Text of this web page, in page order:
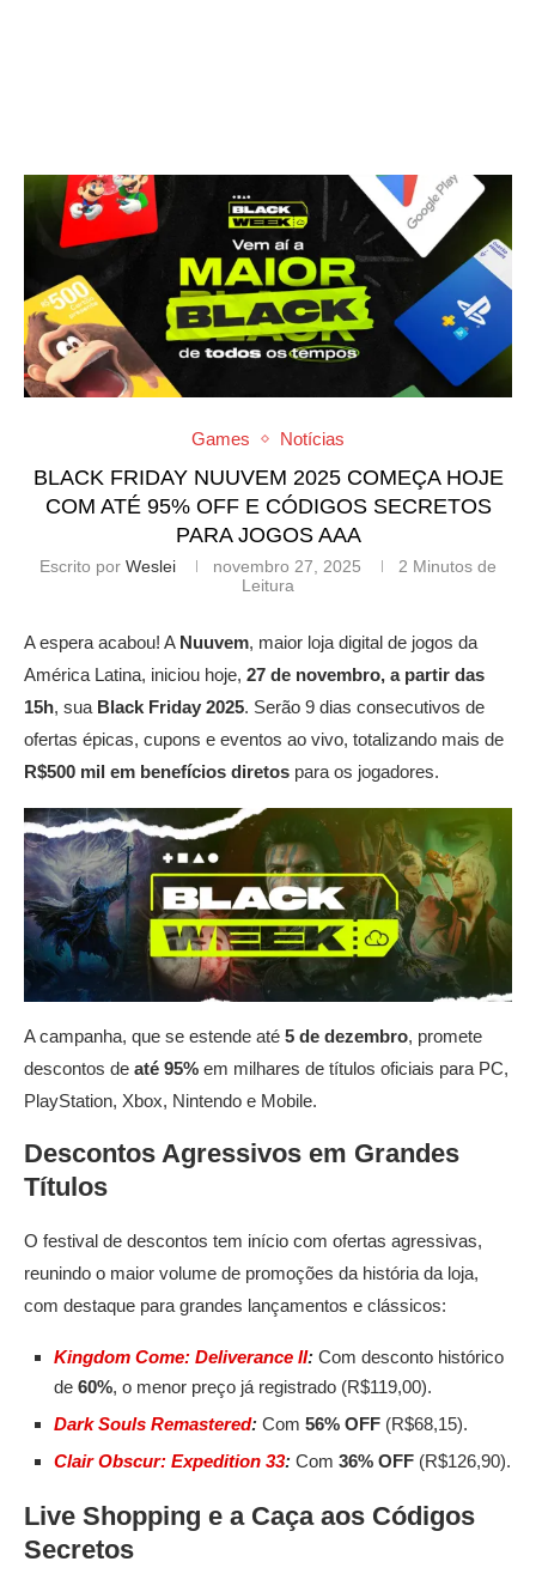
Games Notícias
BLACK FRIDAY NUUVEM 2025 COMEÇA HOJE
COM ATÉ 95% OFF E CÓDIGOS SECRETOS
PARA JOGOS AAA
Escrito por Weslei novembro 27, 2025
2 Minutos de
Leitura
A espera acabou! A Nuuvem, maior loja digital de jogos da
América Latina, iniciou hoje, 27 de novembro, a partir das
15h, sua Black Friday 2025. Serão 9 dias consecutivos de
ofertas épicas, cupons e eventos ao vivo, totalizando mais de
R$500 mil em benefícios diretos para os jogadores.
A campanha, que se estende até 5 de dezembro, promete
descontos de até 95% em milhares de títulos oficiais para PC,
PlayStation, Xbox, Nintendo e Mobile.
Descontos Agressivos em Grandes
Títulos
O festival de descontos tem início com ofertas agressivas,
reunindo o maior volume de promoções da história da loja,
com destaque para grandes lançamentos e clássicos:
Kingdom Come: Deliverance II: Com desconto histórico
de 60%, o menor preço já registrado (R$119,00).
Dark Souls Remastered: Com 56% OFF (R$68,15).
Clair Obscur: Expedition 33: Com 36% OFF (R$126,90).
Live Shopping e a Caça aos Códigos
Secretos